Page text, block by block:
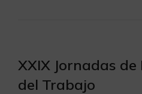
XXIX Jornadas de
del Trabajo